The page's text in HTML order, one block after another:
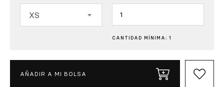
XS
CANTIDAD MÍNIMA: 1
AÑADIR A MI BOLSA